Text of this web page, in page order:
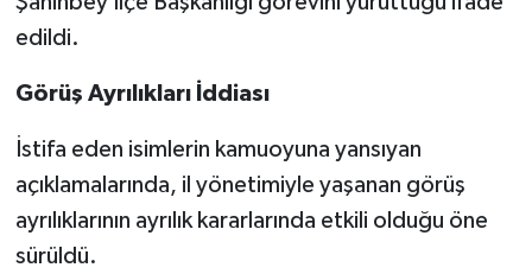
edildi.
Görüş Ayrılıkları İddiası
İstifa eden isimlerin kamuoyuna yansıyan
açıklamalarında, il yönetimiyle yaşanan görüş
ayrılıklarının ayrılık kararlarında etkili olduğu öne
sürüldü.
Yemek